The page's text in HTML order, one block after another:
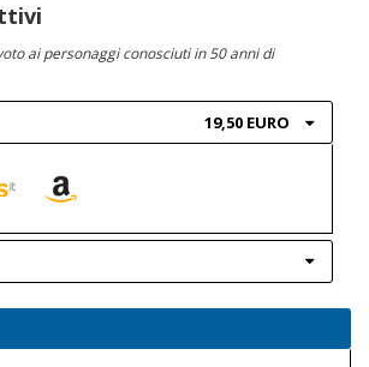
ai personaggi conosciuti in 50 anni di
19,50 EURO